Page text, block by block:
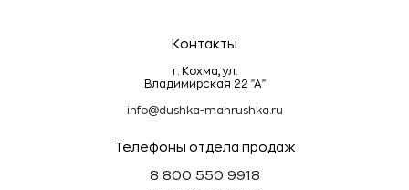
Контакты
г. Кохма, ул.
Владимирская 22 "А"
info@dushka-mahrushka.ru
Телефоны отдела продаж
8 800 550 9918